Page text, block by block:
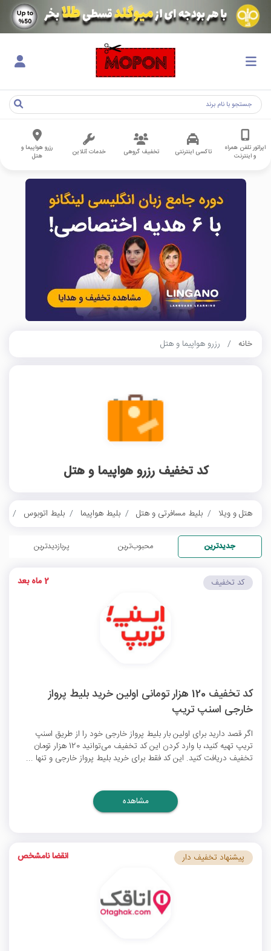
اپراتور تلفن همراه
و اینترنت
تاکسی اینترنتی تخفیف گروهی خدمات آنلاین
رزرو هواپیما و
هتل
خانه رزرو هواپیما و هتل
کد تخفیف رزرو هواپیما و هتل
هتل و ویلا بلیط مسافرتی و هتل بلیط هواپیما بلیط اتوبوس
جدیدترین محبوب‌ترین پربازدیدترین
کد تخفیف 120 هزار تومانی اولین خرید بلیط پرواز
خارجی اسنپ تریپ
اگر قصد دارید برای اولین بار بلیط پرواز خارجی خود را از طریق اسنپ
تریپ تهیه کنید، با وارد کردن این کد تخفیف می‌توانید 120 هزار تومان
تخفیف دریافت کنید. این کد فقط برای خرید بلیط پرواز خارجی و تنها ...
کد تخفیف 2 ماه بعد
مشاهده
پیشنهاد تخفیف دار انقضا نامشخص